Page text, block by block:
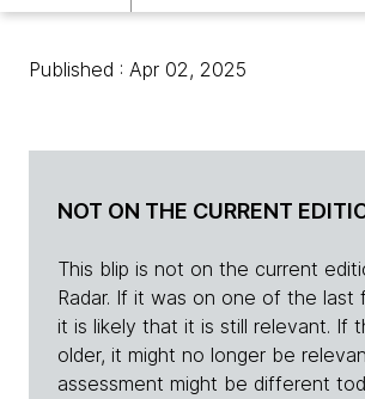
Published : Apr 02, 2025
NOT ON THE CURRENT
This blip is not on the current
Radar. If it was on one of the last
it is likely that it is still relevant. If
older, it might no longer be
assessment might be different